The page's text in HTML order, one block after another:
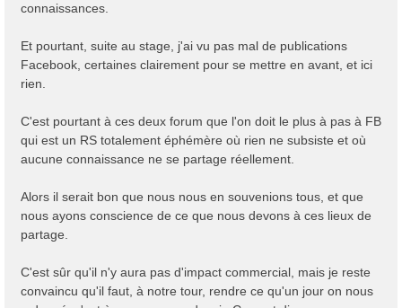
connaissances.
Et pourtant, suite au stage, j'ai vu pas mal de publications
Facebook, certaines clairement pour se mettre en avant, et ici
rien.
C'est pourtant à ces deux forum que l'on doit le plus à pas à FB
qui est un RS totalement éphémère où rien ne subsiste et où
aucune connaissance ne se partage réellement.
Alors il serait bon que nous nous en souvenions tous, et que
nous ayons conscience de ce que nous devons à ces lieux de
partage.
C'est sûr qu'il n'y aura pas d'impact commercial, mais je reste
convaincu qu'il faut, à notre tour, rendre ce qu'un jour on nous